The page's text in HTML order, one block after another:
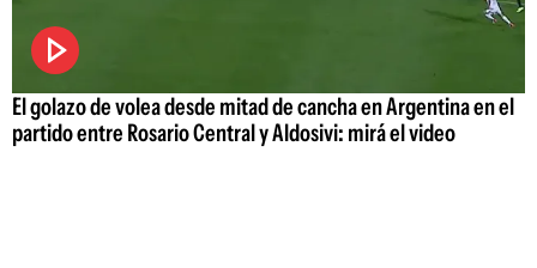
El golazo de volea desde mitad de cancha en Argentina en el
partido entre Rosario Central y Aldosivi: mirá el video